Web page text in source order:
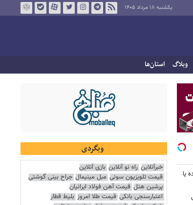
یکشنبه ۱۸ مرداد ۱۴۰۵
وبلاگ استان‌ها
یا
وبگردی
خبرآنلاین راه نو آنلاین بازی آنلاین
قیمت تلویزیون سونی مبل مینیمال جراح بینی گوشتی
پرشین هتل قیمت آهن فولاد ایرانیان
اعتبارسنجی بانکی قیمت طلا امروز بلیط قطار